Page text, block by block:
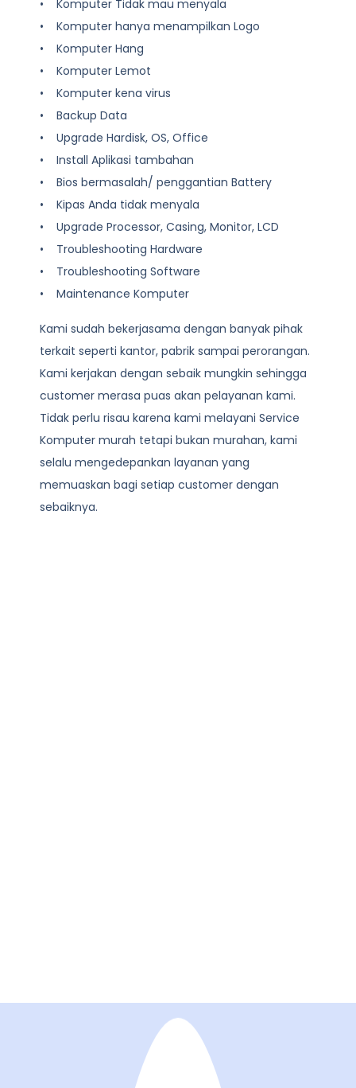
• Komputer Tidak mau menyala
• Komputer hanya menampilkan Logo
• Komputer Hang
• Komputer Lemot
• Komputer kena virus
• Backup Data
• Upgrade Hardisk, OS, Office
• Install Aplikasi tambahan
• Bios bermasalah/ penggantian Battery
• Kipas Anda tidak menyala
• Upgrade Processor, Casing, Monitor, LCD
• Troubleshooting Hardware
• Troubleshooting Software
• Maintenance Komputer
Kami sudah bekerjasama dengan banyak pihak
terkait seperti kantor, pabrik sampai perorangan.
Kami kerjakan dengan sebaik mungkin sehingga
customer merasa puas akan pelayanan kami.
Tidak perlu risau karena kami melayani Service
Komputer murah tetapi bukan murahan, kami
selalu mengedepankan layanan yang
memuaskan bagi setiap customer dengan
sebaiknya.